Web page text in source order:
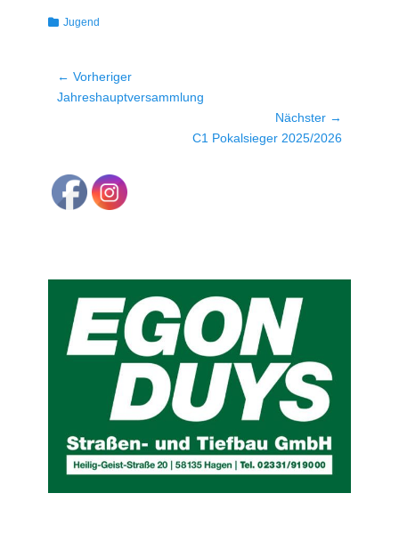
Kategorien
Jugend
Beitragsnavigation
← Vorheriger
Vorheriger
Jahreshauptversammlung
Nächster →
C1 Pokalsieger 2025/2026